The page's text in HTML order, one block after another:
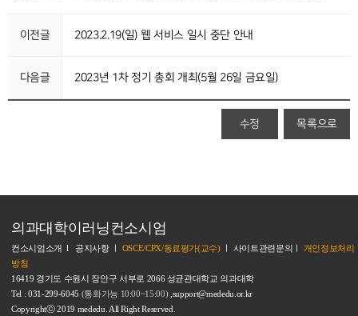
이전글 2023.2.19(일) 웹 서비스 일시 중단 안내
다음글 2023년 1차 정기 총회 개최(5월 26일 금요일)
수정 목록으로
의과대학이러닝컨소시엄
컨소시엄소개 l 공지사항ㅣ OSCE/CPX/동료평가(교수)ㅣ 사이트관련문의 ㅣ
개인정보처리
방침
16419 경기도 수원시 장안구 서부로 2066 성균관대학교 의과대학
Tel : 031-299-6045 (통화가능 10:00~15:00),support@mededu.or.kr
Copyrightⓒ 2019 mededu. All Right Reserved.